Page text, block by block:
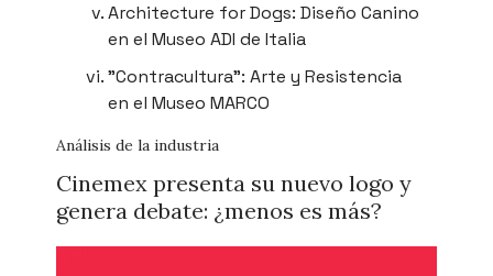
Architecture for Dogs: Diseño Canino
en el Museo ADI de Italia
"Contracultura": Arte y Resistencia
en el Museo MARCO
Análisis de la industria
Cinemex presenta su nuevo logo y
genera debate: ¿menos es más?